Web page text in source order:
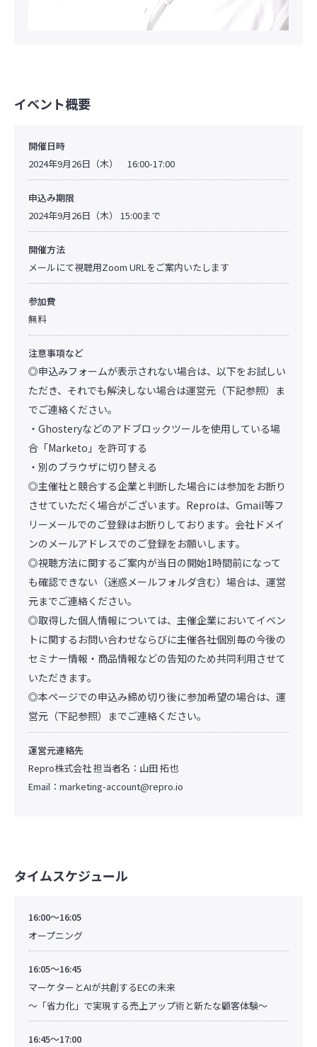
イベント概要
開催日時
2024年9月26日（木） 16:00-17:00
申込み期限
2024年9月26日（木） 15:00まで
開催方法
メールにて視聴用Zoom URLをご案内いたします
参加費
無料
注意事項など
◎申込みフォームが表示されない場合は、以下をお試しい
ただき、それでも解決しない場合は運営元（下記参照）ま
でご連絡ください。
・Ghosteryなどのアドブロックツールを使用している場
合「Marketo」を許可する
・別のブラウザに切り替える
◎主催社と競合する企業と判断した場合には参加をお断り
させていただく場合がございます。Reproは、Gmail等フ
リーメールでのご登録はお断りしております。会社ドメイ
ンのメールアドレスでのご登録をお願いします。
◎視聴方法に関するご案内が当日の開始1時間前になって
も確認できない（迷惑メールフォルダ含む）場合は、運営
元までご連絡ください。
◎取得した個人情報については、主催企業においてイベン
トに関するお問い合わせならびに主催各社個別毎の今後の
セミナー情報・商品情報などの告知のため共同利用させて
いただきます。
◎本ページでの申込み締め切り後に参加希望の場合は、運
営元（下記参照）までご連絡ください。
運営元連絡先
Repro株式会社 担当者名：山田 拓也
Email： marketing-account@repro.io
タイムスケジュール
16:00～16:05
オープニング
16:05～16:45
マーケターとAIが共創するECの未来
〜「省力化」で実現する売上アップ術と新たな顧客体験〜
16:45～17:00